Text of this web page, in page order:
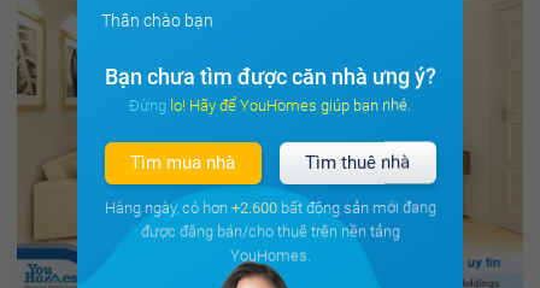
Thân chào bạn
Bạn chưa tìm được căn nhà ưng ý?
Đừng lo! Hãy để YouHomes giúp bạn nhé.
Tìm mua nhà Tìm thuê nhà
Hàng ngày, có hơn +2.600bất động sản mới đang
được đăng bán/cho thuê trên nền tảng
YouHomes.